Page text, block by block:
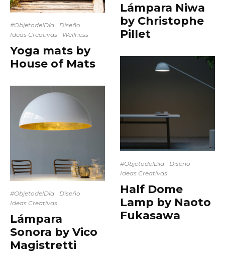
#ObjetodelDía
Diseño
Ideas Creativas
Wellness
Yoga mats by
House of Mats
#ObjetodelDía
Diseño
Ideas Creativas
Lámpara
Sonora by Vico
Magistretti
Lámpara Niwa
by Christophe
Pillet
#ObjetodelDía
Diseño
Ideas Creativas
Half Dome
Lamp by Naoto
Fukasawa